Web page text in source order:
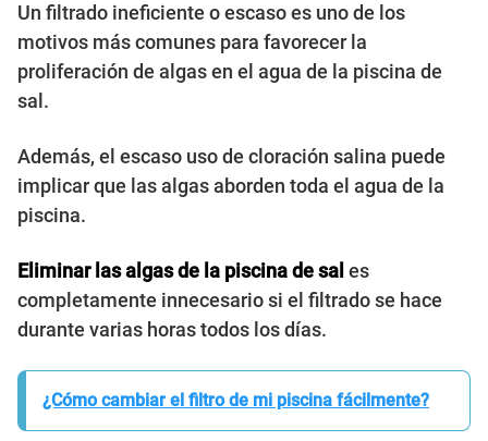
Un filtrado ineficiente o escaso es uno de los
motivos más comunes para favorecer la
proliferación de algas en el agua de la piscina de
sal.
Además, el escaso uso de cloración salina puede
implicar que las algas aborden toda el agua de la
piscina.
Eliminar las algas de la piscina de sal es
completamente innecesario si el filtrado se hace
durante varias horas todos los días.
¿Cómo cambiar el filtro de mi piscina fácilmente?